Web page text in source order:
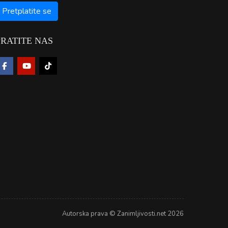
NAS
Autorska prava © Zanimljivosti.net 2026